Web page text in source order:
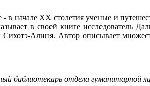
в начале XX столетия ученые и
в своей книге исследователь
Алиня. Автор описывает
библиотекарь отдела гуманитарной